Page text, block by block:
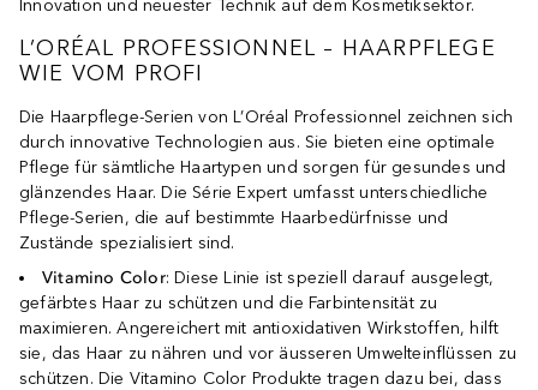
Innovation und neuester Technik auf dem Kosmetiksektor.
L’ORÉAL PROFESSIONNEL – HAARPFLEGE
WIE VOM PROFI
Die Haarpflege-Serien von L’Oréal Professionnel zeichnen sich
durch innovative Technologien aus. Sie bieten eine optimale
Pflege für sämtliche Haartypen und sorgen für gesundes und
glänzendes Haar. Die Série Expert umfasst unterschiedliche
Pflege-Serien, die auf bestimmte Haarbedürfnisse und
Zustände spezialisiert sind.
Vitamino Color: Diese Linie ist speziell darauf ausgelegt,
gefärbtes Haar zu schützen und die Farbintensität zu
maximieren. Angereichert mit antioxidativen Wirkstoffen, hilft
sie, das Haar zu nähren und vor äusseren Umwelteinflüssen zu
schützen. Die Vitamino Color Produkte tragen dazu bei, dass